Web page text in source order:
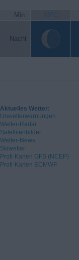
Min. 16°C
Nacht
Aktuelles Wetter:
Unwetterwarnungen
Wetter-Radar
Satellitenbilder
Wetter-News
Skiwetter
Profi-Karten GFS (NCEP)
Profi-Karten ECMWF